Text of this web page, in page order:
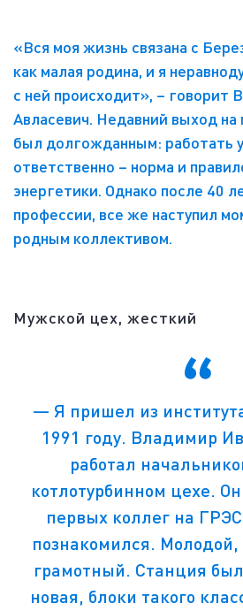
«Вся моя жизнь связана с
как малая родина, и я
с ней происходит», – говорит
Авласевич. Недавний выход на
был долгожданным: работать
ответственно – норма и
энергетики. Однако после 40
профессии, все же наступил
родным коллективом.
Мужской цех, жесткий
― Я пришел из
1991 году. Владимир
работал
котлотурбинном цехе.
первых коллег на
познакомился.
грамотный. Станция
новая, блоки такого